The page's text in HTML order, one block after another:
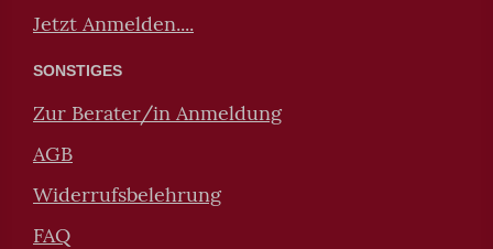
Jetzt Anmelden....
SONSTIGES
Zur Berater/in Anmeldung
AGB
Widerrufsbelehrung
FAQ